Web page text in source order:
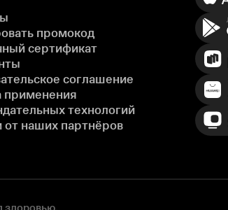
промокод
сертификат
соглашение
применения
технологий
от наших партнёров
здоровью,